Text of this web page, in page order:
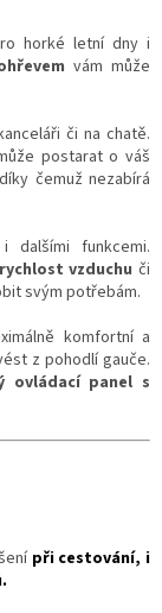
horké letní dny i
vám může
či na chatě.
postarat o váš
čemuž nezabírá
dalšími funkcemi.
vzduchu či
svým potřebám.
komfortní a
z pohodlí gauče.
ovládací panel s
při cestování, i